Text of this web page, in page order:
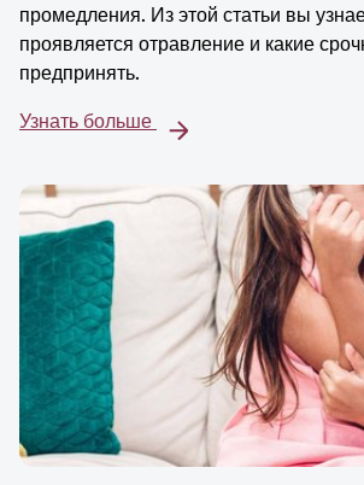
промедления. Из этой статьи вы
проявляется отравление и какие
предпринять.
Узнать больше